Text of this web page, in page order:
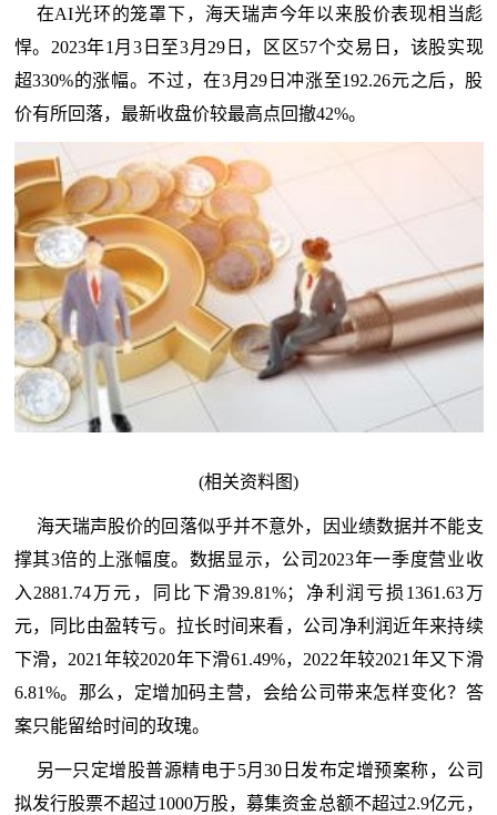
在AI光环的笼罩下，海天瑞声今年以来股价表现相当彪
悍。2023年1月3日至3月29日，区区57个交易日，该股实现
超330%的涨幅。不过，在3月29日冲涨至192.26元之后，股
价有所回落，最新收盘价较最高点回撤42%。
(相关资料图)
海天瑞声股价的回落似乎并不意外，因业绩数据并不能支
撑其3倍的上涨幅度。数据显示，公司2023年一季度营业收
入2881.74万元，同比下滑39.81%；净利润亏损1361.63万
元，同比由盈转亏。拉长时间来看，公司净利润近年来持续
下滑，2021年较2020年下滑61.49%，2022年较2021年又下滑
6.81%。那么，定增加码主营，会给公司带来怎样变化？答
案只能留给时间的玫瑰。
另一只定增股普源精电于5月30日发布定增预案称，公司
拟发行股票不超过1000万股，募集资金总额不超过2.9亿元，